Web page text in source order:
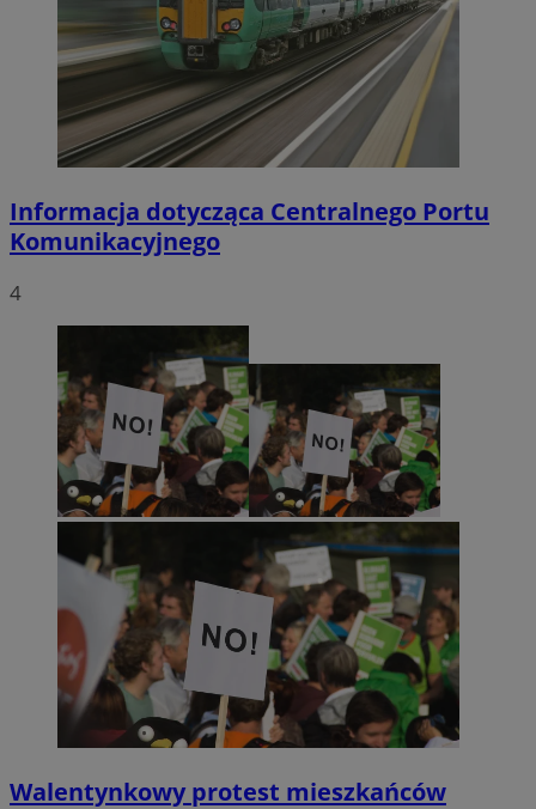
Informacja dotycząca Centralnego Portu
Komunikacyjnego
4
Walentynkowy protest mieszkańców